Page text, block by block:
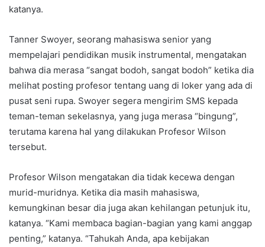
katanya.
Tanner Swoyer, seorang mahasiswa senior yang
mempelajari pendidikan musik instrumental, mengatakan
bahwa dia merasa “sangat bodoh, sangat bodoh” ketika dia
melihat posting profesor tentang uang di loker yang ada di
pusat seni rupa. Swoyer segera mengirim SMS kepada
teman-teman sekelasnya, yang juga merasa “bingung”,
terutama karena hal yang dilakukan Profesor Wilson
tersebut.
Profesor Wilson mengatakan dia tidak kecewa dengan
murid-muridnya. Ketika dia masih mahasiswa,
kemungkinan besar dia juga akan kehilangan petunjuk itu,
katanya. “Kami membaca bagian-bagian yang kami anggap
penting,” katanya. “Tahukah Anda, apa kebijakan